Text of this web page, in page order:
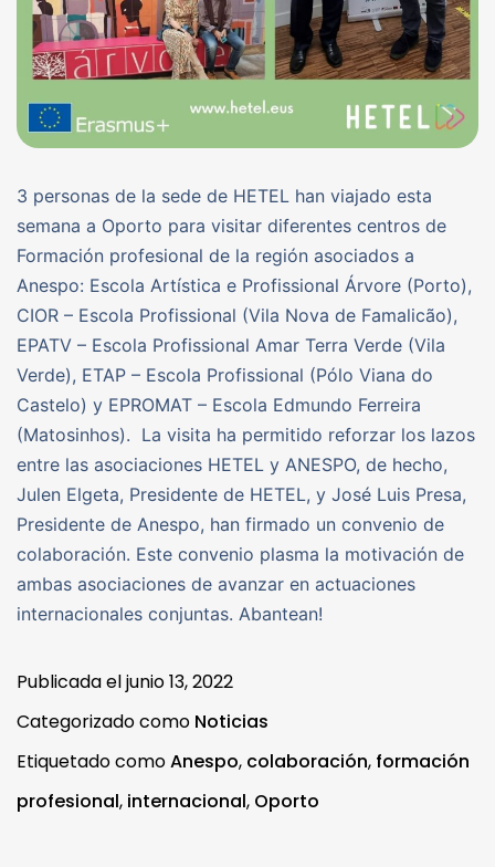
3 personas de la sede de HETEL han viajado esta
semana a Oporto para visitar diferentes centros de
Formación profesional de la región asociados a
Anespo: Escola Artística e Profissional Árvore (Porto),
CIOR – Escola Profissional (Vila Nova de Famalicão),
EPATV – Escola Profissional Amar Terra Verde (Vila
Verde), ETAP – Escola Profissional (Pólo Viana do
Castelo) y EPROMAT – Escola Edmundo Ferreira
(Matosinhos). La visita ha permitido reforzar los lazos
entre las asociaciones HETEL y ANESPO, de hecho,
Julen Elgeta, Presidente de HETEL, y José Luis Presa,
Presidente de Anespo, han firmado un convenio de
colaboración. Este convenio plasma la motivación de
ambas asociaciones de avanzar en actuaciones
internacionales conjuntas. Abantean!
Publicada eljunio 13, 2022
Categorizado como Noticias
Etiquetado comoAnespo, colaboración, formación
profesional, internacional, Oporto